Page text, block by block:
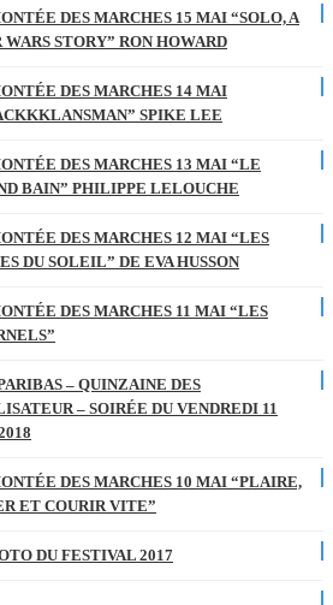
DES MARCHES 15 MAI “SOLO, A
WARS STORY” RON HOWARD
DES MARCHES 14 MAI
SPIKE LEE
DES MARCHES 13 MAI “LE
BAIN” PHILIPPE LELOUCHE
DES MARCHES 12 MAI “LES
DU SOLEIL” DE EVA HUSSON
DES MARCHES 11 MAI “LES
– QUINZAINE DES
– SOIRÉE DU VENDREDI 11
DES MARCHES 10 MAI “PLAIRE,
ET COURIR VITE”
DU FESTIVAL 2017